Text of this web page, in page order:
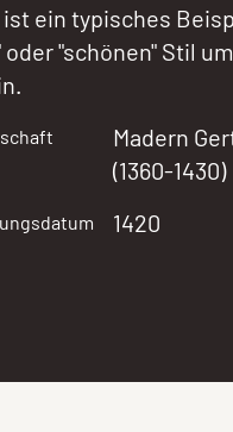
ist ein typisches
"schönen" Stil
Madern
(1360-1430)
1420